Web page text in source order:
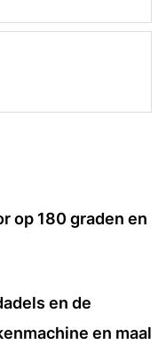
op 180 graden en
en de
en maal